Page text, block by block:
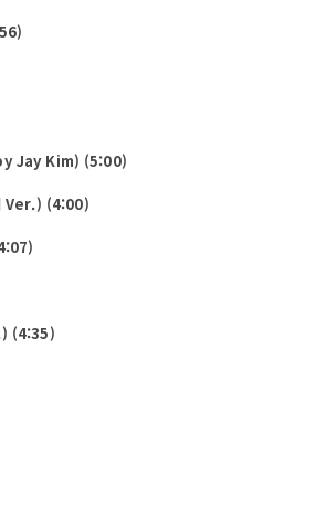
Jay Kim) (5:00)
Ver.) (4:00)
(4:35)